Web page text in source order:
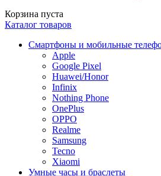
Корзина пуста
Каталог товаров
Смартфоны и мобильные
Apple
Google Pixel
Huawei/Honor
Infinix
Nothing Phone
OnePlus
OPPO
Realme
Samsung
Tecno
Xiaomi
Умные часы и браслеты